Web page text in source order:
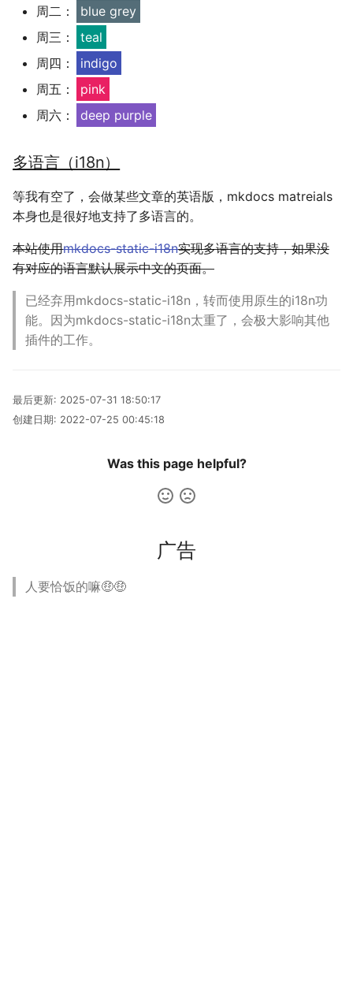
周二：
blue grey
周三：
teal
周四：
indigo
周五：
pink
周六：
deep purple
多语言（i18n）
等我有空了，会做某些文章的英语版，mkdocs matreials
本身也是很好地支持了多语言的。
本站使用mkdocs-static-i18n实现多语言的支持，如果没
有对应的语言默认展示中文的页面。
已经弃用mkdocs-static-i18n，转而使用原生的i18n功
能。因为mkdocs-static-i18n太重了，会极大影响其他
插件的工作。
最后更新: 2025-07-31 18:50:17
创建日期: 2022-07-25 00:45:18
Was this page helpful?
广告
人要恰饭的嘛🤑🤑